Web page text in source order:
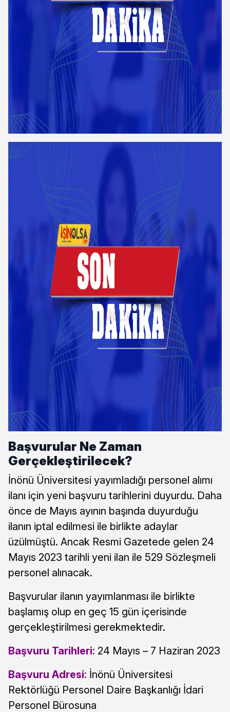
Başvurular Ne Zaman
Gerçekleştirilecek?
İnönü Üniversitesi yayımladığı personel alımı
ilanı için yeni başvuru tarihlerini duyurdu. Daha
önce de Mayıs ayının başında duyurduğu
ilanın iptal edilmesi ile birlikte adaylar
üzülmüştü. Ancak Resmi Gazetede gelen 24
Mayıs 2023 tarihli yeni ilan ile 529 Sözleşmeli
personel alınacak.
Başvurular ilanın yayımlanması ile birlikte
başlamış olup en geç 15 gün içerisinde
gerçekleştirilmesi gerekmektedir.
Başvuru Tarihleri: 24 Mayıs – 7 Haziran 2023
Başvuru Adresi: İnönü Üniversitesi
Rektörlüğü Personel Daire Başkanlığı İdari
Personel Bürosuna